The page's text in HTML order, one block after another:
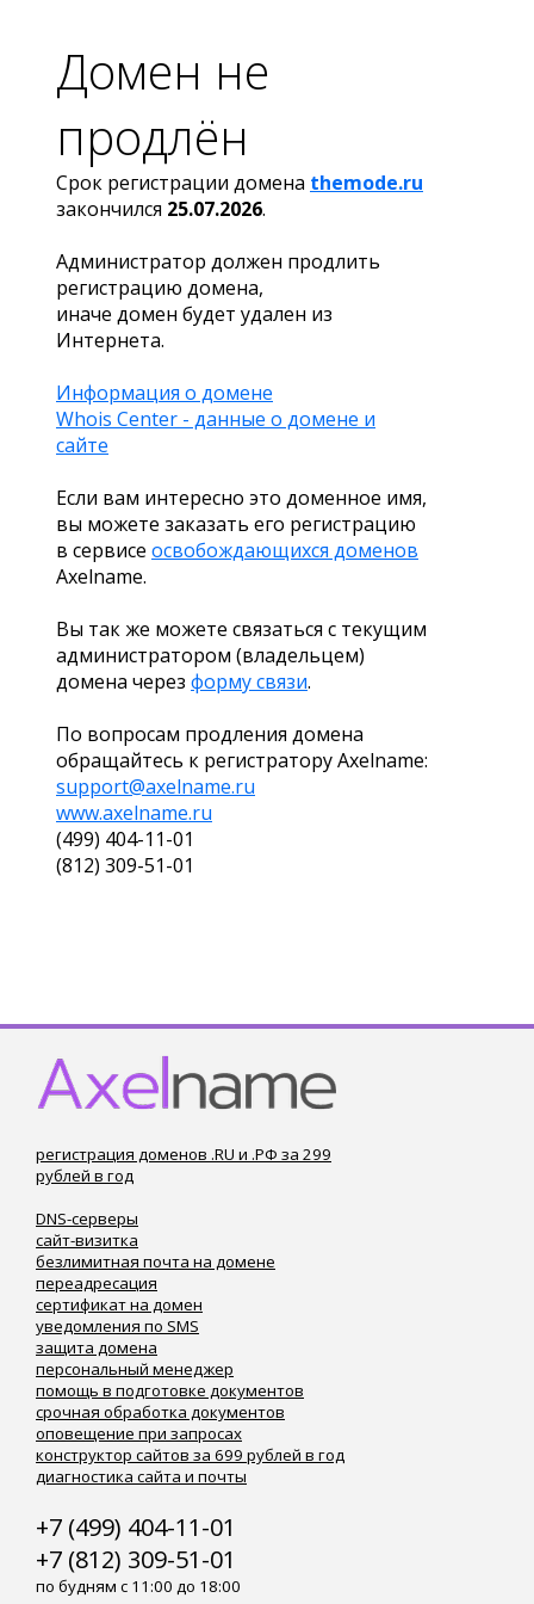
Домен не
продлён
Срок регистрации домена themode.ru
закончился 25.07.2026.
Администратор должен продлить
регистрацию домена,
иначе домен будет удален из
Интернета.
Информация о домене
Whois Center - данные о домене и
сайте
Если вам интересно это доменное имя,
вы можете заказать его регистрацию
в сервисе освобождающихся доменов
Axelname.
Вы так же можете связаться с текущим
администратором (владельцем)
домена через форму связи.
По вопросам продления домена
обращайтесь к регистратору Axelname:
support@axelname.ru
www.axelname.ru
(499) 404-11-01
(812) 309-51-01
регистрация доменов .RU и .РФ за 299
рублей в год
DNS-серверы
сайт-визитка
безлимитная почта на домене
переадресация
сертификат на домен
уведомления по SMS
защита домена
персональный менеджер
помощь в подготовке документов
срочная обработка документов
оповещение при запросах
конструктор сайтов за 699 рублей в год
диагностика сайта и почты
+7 (499) 404-11-01
+7 (812) 309-51-01
по будням с 11:00 до 18:00